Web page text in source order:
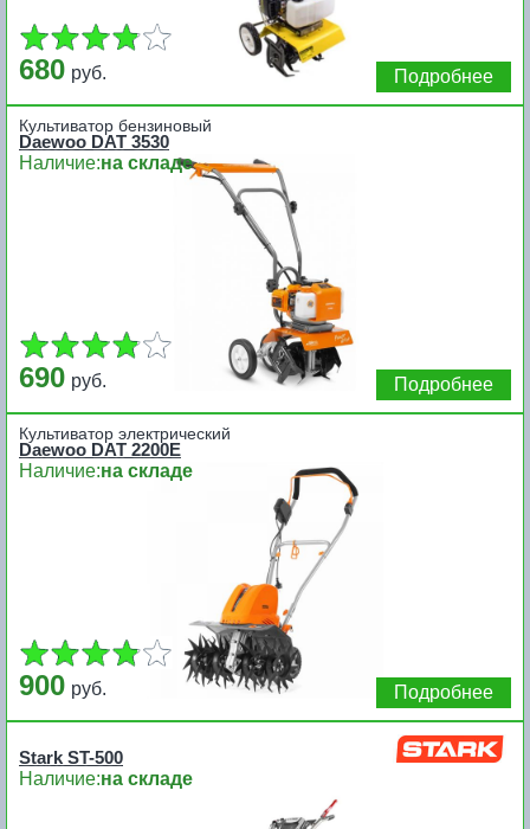
680 руб. Подробнее
Культиватор бензиновый
Daewoo DAT 3530
Наличие:на складе
690 руб. Подробнее
Культиватор электрический
Daewoo DAT 2200E
Наличие:на складе
900 руб. Подробнее
Stark ST-500
Наличие:на складе